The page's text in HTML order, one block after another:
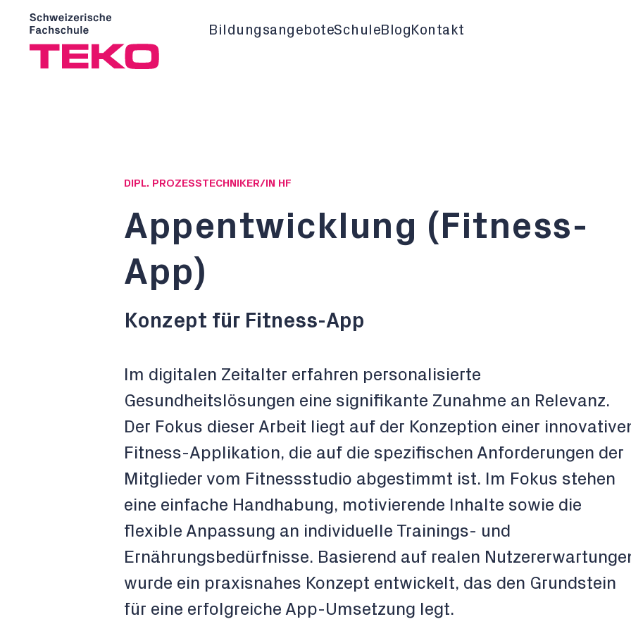
BildungsangeboteSchule Blog Kontakt
DIPL. PROZESSTECHNIKER/IN HF
Appentwicklung (Fitness-
App)
Konzept für Fitness-App
Im digitalen Zeitalter erfahren personalisierte
Gesundheitslösungen eine signifikante Zunahme an Relevanz.
Der Fokus dieser Arbeit liegt auf der Konzeption einer
Fitness-Applikation, die auf die spezifischen Anforderungen der
Mitglieder vom Fitnessstudio abgestimmt ist. Im Fokus stehen
eine einfache Handhabung, motivierende Inhalte sowie die
flexible Anpassung an individuelle Trainings- und
Ernährungsbedürfnisse. Basierend auf realen
wurde ein praxisnahes Konzept entwickelt, das den Grundstein
für eine erfolgreiche App-Umsetzung legt.